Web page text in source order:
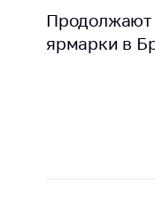
Продолжают
ярмарки в